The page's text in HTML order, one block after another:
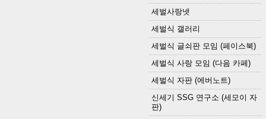
세벌사랑넷
세벌식 갤러리
세벌식 글쇠판 모임 (페이스북)
세벌식 사랑 모임 (다음 카페)
세벌식 자판 (에버노트)
신세기 SSG 연구소 (세모이 자
판)